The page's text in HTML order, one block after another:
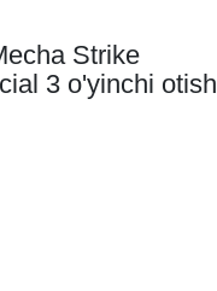
Strike
3 o'yinchi otish